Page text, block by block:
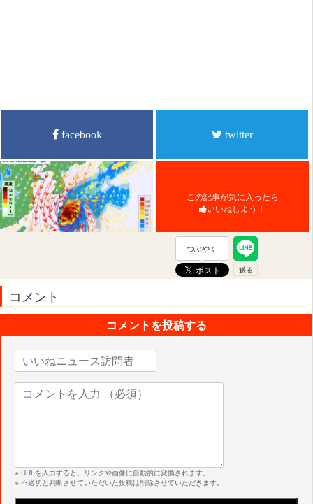
facebook twitter
この記事が気に入ったら
いいねしよう！
つぶやく
コメント
コメントを投稿する
※ URLを入力すると、リンクや画像に自動的に変換されます。
※ 不適切と判断させていただいた投稿は削除させていただきます。